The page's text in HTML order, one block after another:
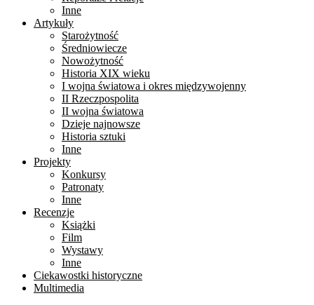
Inne
Artykuły
Starożytność
Średniowiecze
Nowożytność
Historia XIX wieku
I wojna światowa i okres międzywojenny
II Rzeczpospolita
II wojna światowa
Dzieje najnowsze
Historia sztuki
Inne
Projekty
Konkursy
Patronaty
Inne
Recenzje
Książki
Film
Wystawy
Inne
Ciekawostki historyczne
Multimedia